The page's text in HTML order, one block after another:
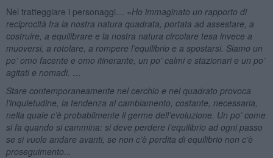
Nel tratteggiare i personaggi… «Ho immaginato un rapporto di
reciprocità fra la nostra natura quadrata, portata ad assestare, a
costruire, a equilibrare e la nostra natura circolare tesa invece a
muoversi, a rotolare, a rompere l’equilibrio e a spostarsi. Siamo un
po’ omo facente e omo itinerante, un po’ calmi e stazionari e un po’
agitati e nomadi. …
Stare contemporaneamente nel cerchio e nel quadrato provoca
l’inquietudine, la tendenza al cambiamento, costante, necessaria,
nella quale c’è probabilmente il germe dell’evoluzione. Un po’ come
si fa quando si cammina: si deve perdere l’equilibrio ad ogni passo
se si vuole andare avanti, se non c’è perdita di equilibrio non c’è
proseguimento...